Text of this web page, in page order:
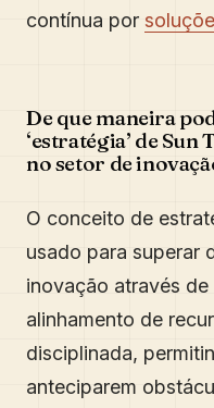
contínua por
De que maneira
‘estratégia’ de
no setor de
O conceito de
usado para superar
inovação através
alinhamento de
disciplinada,
anteciparem